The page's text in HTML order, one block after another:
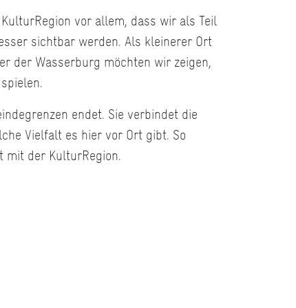
vor allem, dass wir als Teil
sichtbar werden. Als kleinerer Ort
der Wasserburg möchten wir zeigen,
endet. Sie verbindet die
Vielfalt es hier vor Ort gibt. So
mit der KulturRegion.